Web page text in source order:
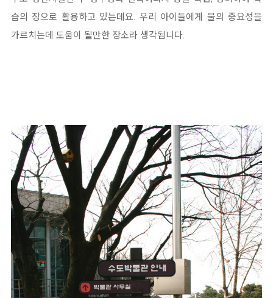
습의 장으로 활용하고 있는데요. 우리 아이들에게 물의 중요성을
가르치는데 도움이 될만한 장소라 생각됩니다.